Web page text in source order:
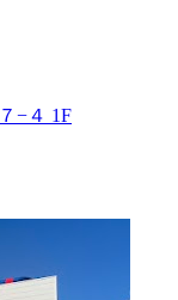
−４ 1F